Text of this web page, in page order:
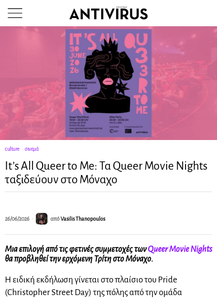
culture · σινεμά
It’s All Queer to Me: Τα Queer Movie Nights
ταξιδεύουν στο Μόναχο
26/06/2026 απόVasilis Thanopoulos
Μια επιλογή από τις φετινές συμμετοχές τωνQueer Movie Nights
θα προβληθεί την ερχόμενη Τρίτη στο Μόναχο.
Η ειδική εκδήλωση γίνεται στο πλαίσιο του Pride
(Christopher Street Day) της πόλης από την ομάδα